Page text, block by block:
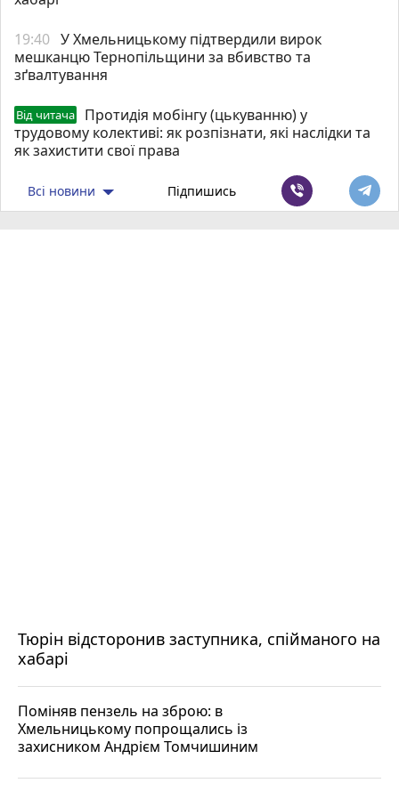
19:40 У Хмельницькому підтвердили вирок
мешканцю Тернопільщини за вбивство та
зґвалтування
Від читача
Протидія мобінгу (цькуванню) у
трудовому колективі: як розпізнати, які наслідки та
як захистити свої права
Всі новини Підпишись
Тюрін відсторонив заступника, спійманого на
хабарі
Поміняв пензель на зброю: в
Хмельницькому попрощались із
захисником Андрієм Томчишиним